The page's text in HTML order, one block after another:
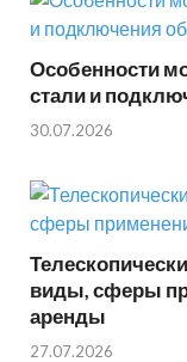
Особенности
стали и
30.07.2026
виды, сферы
аренды
27.07.2026